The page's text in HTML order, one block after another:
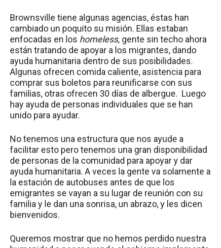
Brownsville tiene algunas agencias, éstas han
cambiado un poquito su misión. Ellas estaban
enfocadas en los homeless, gente sin techo ahora
están tratando de apoyar a los migrantes, dando
ayuda humanitaria dentro de sus posibilidades.
Algunas ofrecen comida caliente, asistencia para
comprar sus boletos para reunificarse con sus
familias, otras ofrecen 30 días de albergue. Luego
hay ayuda de personas individuales que se han
unido para ayudar.
No tenemos una estructura que nos ayude a
facilitar esto pero tenemos una gran disponibilidad
de personas de la comunidad para apoyar y dar
ayuda humanitaria. A veces la gente va solamente a
la estación de autobuses antes de que los
emigrantes se vayan a su lugar de reunión con su
familia y le dan una sonrisa, un abrazo, y les dicen
bienvenidos.
Queremos mostrar que no hemos perdido nuestra